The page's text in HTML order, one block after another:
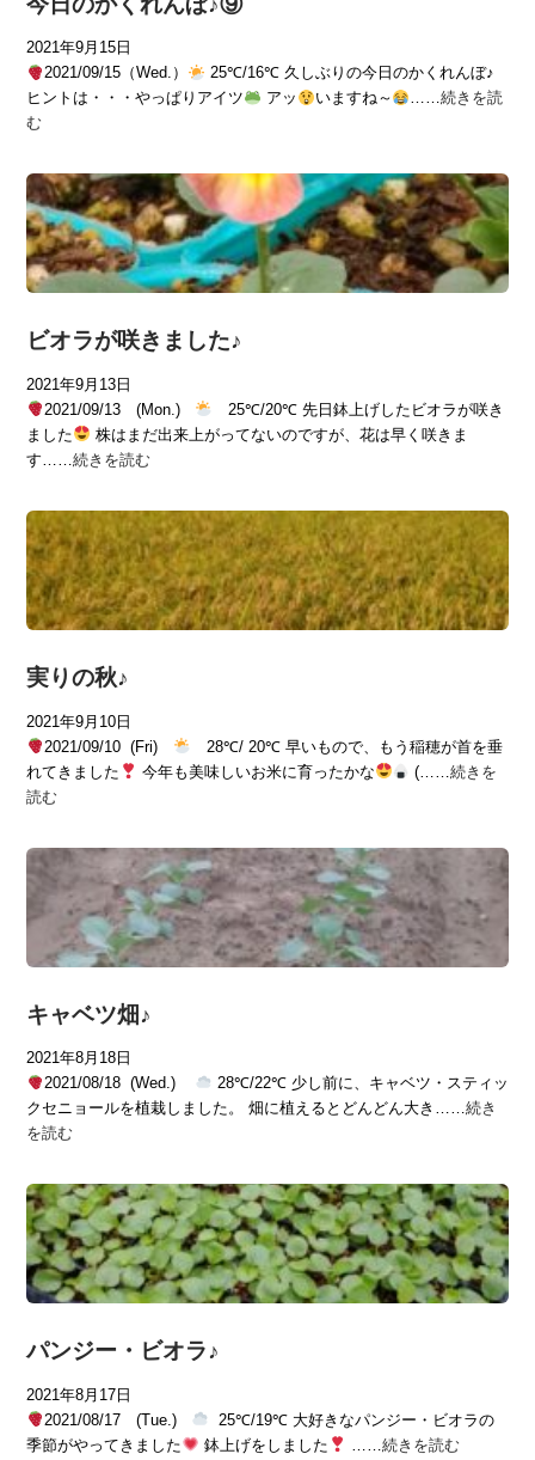
2021年9月15日
2021/09/15（Wed.）
25℃/16℃ 久しぶりの今日のかくれんぼ♪
ヒントは・・・やっぱりアイツ
アッ いますね～ ……続きを読
む
ビオラが咲きました♪
2021年9月13日
2021/09/13 (Mon.)
25℃/20℃ 先日鉢上げしたビオラが咲き
ました
株はまだ出来上がってないのですが、花は早く咲きま
す……続きを読む
実りの秋♪
2021年9月10日
2021/09/10 (Fri)
28℃/ 20℃ 早いもので、もう稲穂が首を垂
れてきました
今年も美味しいお米に育ったかな (……続きを
読む
キャベツ畑♪
2021年8月18日
2021/08/18 (Wed.)
28℃/22℃ 少し前に、キャベツ・スティッ
クセニョールを植栽しました。 畑に植えるとどんどん大き……続き
を読む
パンジー・ビオラ♪
2021年8月17日
2021/08/17 (Tue.)
25℃/19℃ 大好きなパンジー・ビオラの
季節がやってきました
鉢上げをしました 続きを読む